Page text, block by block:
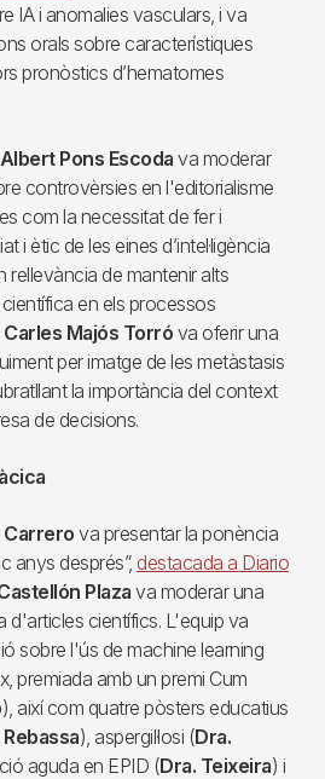
IA i anomalies vasculars, i va
orals sobre característiques
pronòstics d’hematomes
Albert Pons Escoda va moderar
controvèrsies en l'editorialisme
com la necessitat de fer i
i ètic de les eines d’intel·ligència
rellevància de mantenir alts
en els processos
Carles Majós Torró va oferir una
per imatge de les metàstasis
la importància del context
de decisions.
Carrero va presentar la ponència
anys després”, destacada a Diario
Plaza va moderar una
d'articles científics. L'equip va
sobre l'ús de machine learning
premiada amb un premi Cum
), així com quatre pòsters educatius
Rebassa), aspergil·losi (Dra.
aguda en EPID (Dra. Teixeira) i